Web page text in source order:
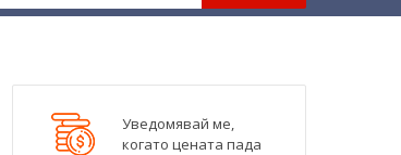
Уведомявай ме,
когато цената пада